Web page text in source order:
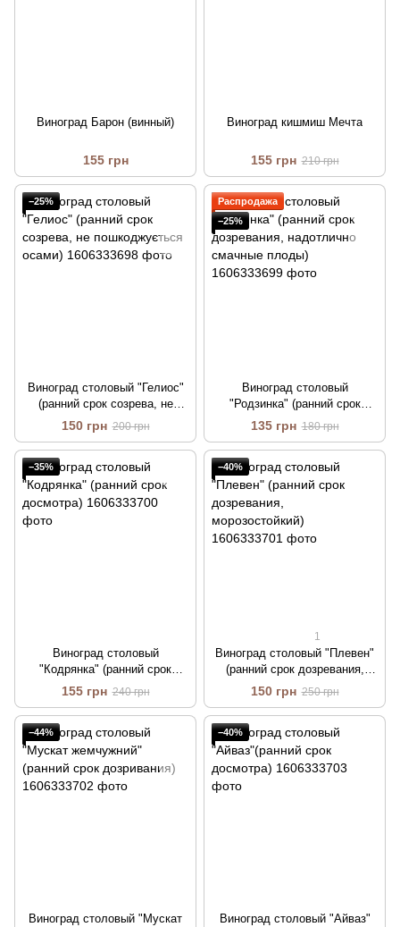
Виноград Барон (винный)
155 грн
Виноград кишмиш Мечта
155 грн 210 грн
−25%
Виноград столовый "Гелиос"
(ранний срок созрева, не
пошкоджується осами)
150 грн 200 грн
Распродажа
−25%
Виноград столовый
"Родзинка" (ранний срок
дозревания, надотлично
смачные плоды)
135 грн 180 грн
−35%
Виноград столовый
"Кодрянка" (ранний срок
досмотра)
155 грн 240 грн
−40%
1
Виноград столовый "Плевен"
(ранний срок дозревания,
морозостойкий)
150 грн 250 грн
−44%
Виноград столовый "Мускат
−40%
Виноград столовый "Айваз"